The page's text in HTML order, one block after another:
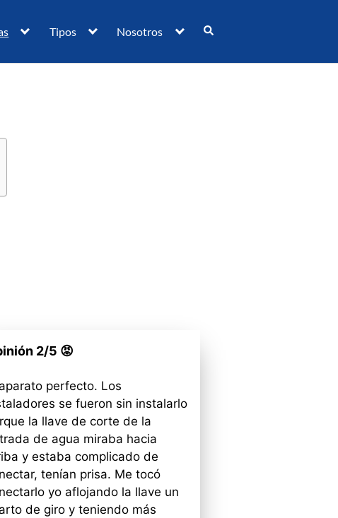
Tipos Nosotros
2/5 😡
perfecto. Los
se fueron sin instalarlo
la llave de corte de la
de agua miraba hacia
y estaba complicado de
tenían prisa. Me tocó
yo aflojando la llave un
de giro y teniendo más